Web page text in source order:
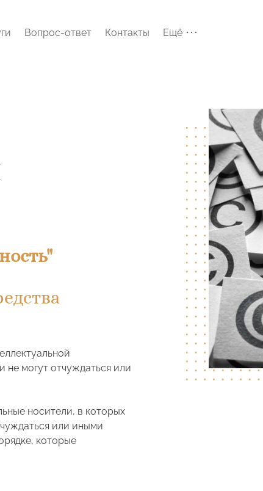
Вопрос-ответ Контакты Ещё
не могут отчуждаться или
носители, в которых
или иными
которые